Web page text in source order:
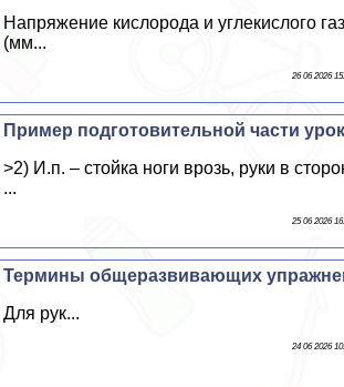
Напряжение кислорода и углекислого
(мм...
26 06 2026
Пример подготовительной части
>2) И.п. – стойка ноги врозь, руки в
...
25 06 2026
Термины общеразвивающих
Для рук...
24 06 2026